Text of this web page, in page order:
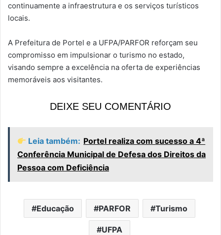
continuamente a infraestrutura e os serviços turísticos
locais.
A Prefeitura de Portel e a UFPA/PARFOR reforçam seu
compromisso em impulsionar o turismo no estado,
visando sempre a excelência na oferta de experiências
memoráveis aos visitantes.
DEIXE SEU COMENTÁRIO
Leia também: Portel realiza com sucesso a 4ª
Conferência Municipal de Defesa dos Direitos da
Pessoa com Deficiência
Educação PARFOR Turismo
UFPA